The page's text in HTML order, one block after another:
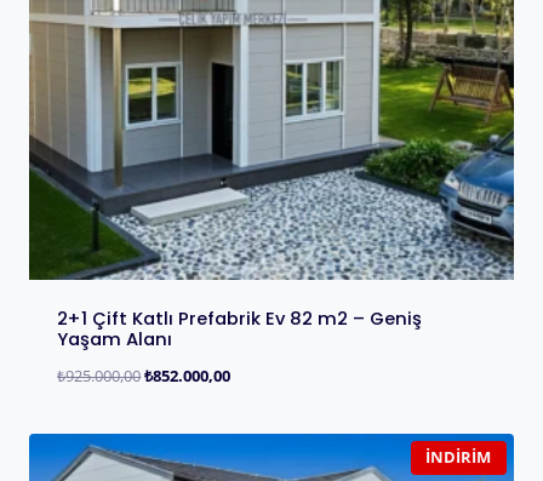
2+1 Çift Katlı Prefabrik Ev 82 m2 – Geniş
Yaşam Alanı
₺925.000,00₺852.000,00
İNDIRIM